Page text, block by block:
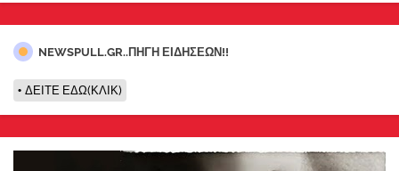
NEWSPULL.GR..ΠΗΓΗ ΕΙΔΗΣΕΩΝ!!
ΔΕΙΤΕ ΕΔΩ(ΚΛΙΚ)